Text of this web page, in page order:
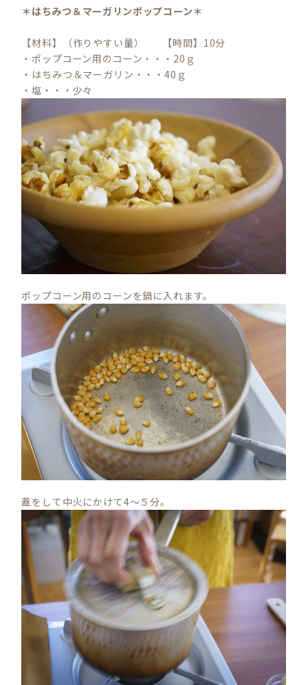
＊はちみつ＆マーガリンポップコーン＊
【材料】（作りやすい量） 【時間】10分
・ポップコーン用のコーン・・・20ｇ
・はちみつ＆マーガリン・・・40ｇ
・塩・・・少々
ポップコーン用のコーンを鍋に入れます。
蓋をして中火にかけて4～５分。